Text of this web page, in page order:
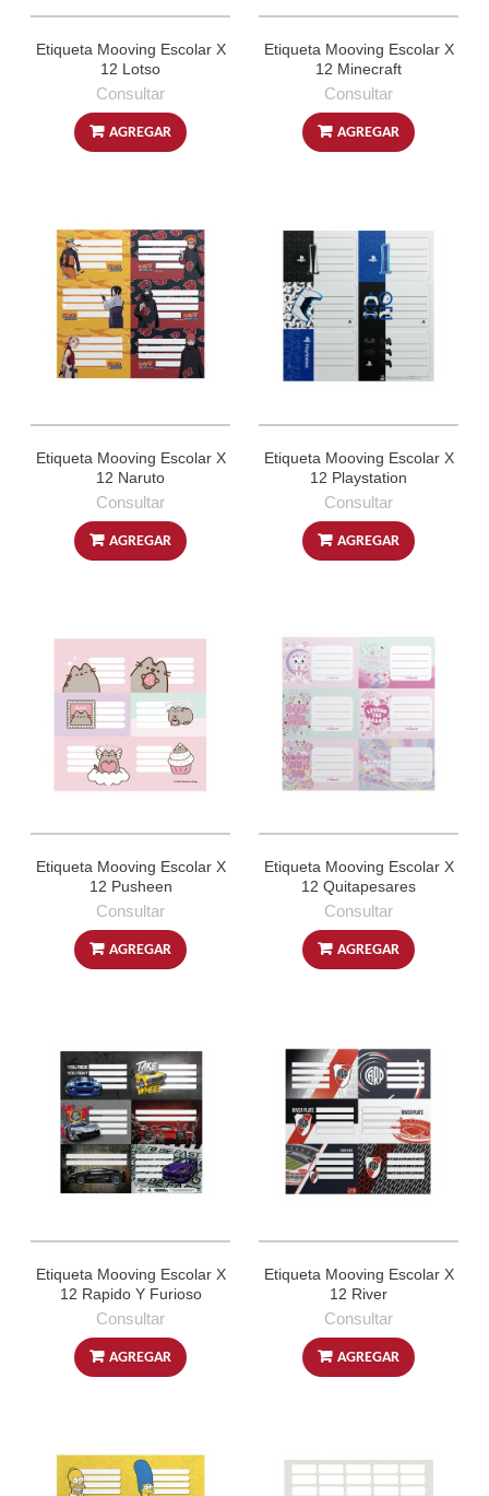
Etiqueta Mooving Escolar X
12 Lotso
Consultar
AGREGAR
Etiqueta Mooving Escolar X
12 Minecraft
Consultar
AGREGAR
Etiqueta Mooving Escolar X
12 Naruto
Consultar
AGREGAR
Etiqueta Mooving Escolar X
12 Playstation
Consultar
AGREGAR
Etiqueta Mooving Escolar X
12 Pusheen
Consultar
AGREGAR
Etiqueta Mooving Escolar X
12 Quitapesares
Consultar
AGREGAR
Etiqueta Mooving Escolar X
12 Rapido Y Furioso
Consultar
AGREGAR
Etiqueta Mooving Escolar X
12 River
Consultar
AGREGAR